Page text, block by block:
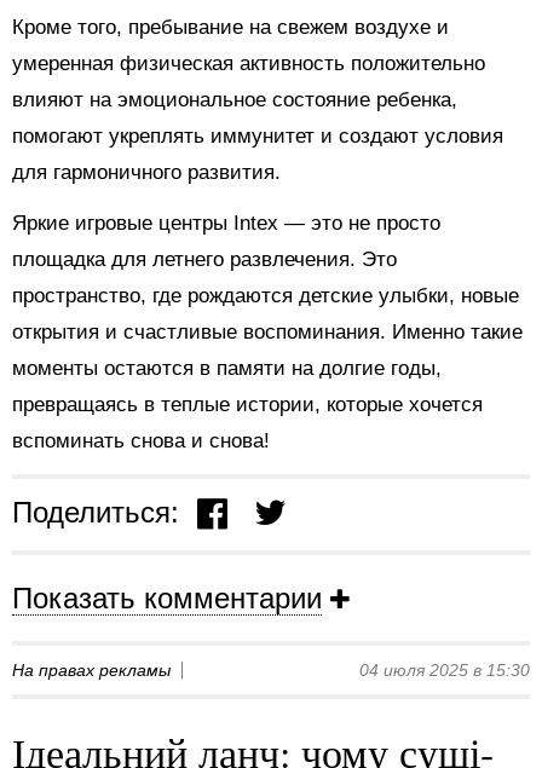
Кроме того, пребывание на свежем воздухе и
умеренная физическая активность положительно
влияют на эмоциональное состояние ребенка,
помогают укреплять иммунитет и создают условия
для гармоничного развития.
Яркие игровые центры Intex — это не просто
площадка для летнего развлечения. Это
пространство, где рождаются детские улыбки, новые
открытия и счастливые воспоминания. Именно такие
моменты остаются в памяти на долгие годы,
превращаясь в теплые истории, которые хочется
вспоминать снова и снова!
Поделиться:
Показать комментарии
На правах рекламы 04 июля 2025 в 15:30
Ідеальний ланч: чому суші-